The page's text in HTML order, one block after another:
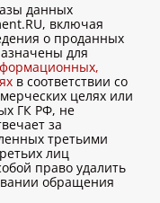
данных
включая
о проданных
для
в соответствии со
целях или
ГК РФ, не
за
третьими
лиц
право удалить
обращения